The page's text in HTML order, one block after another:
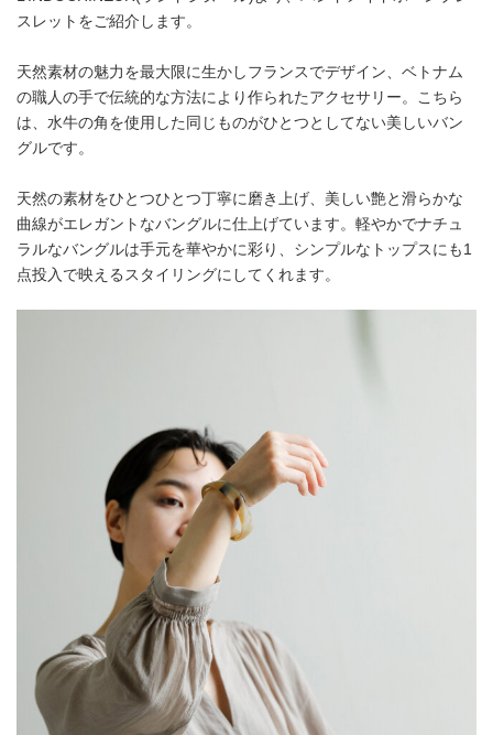
スレットをご紹介します。
天然素材の魅力を最大限に生かしフランスでデザイン、ベトナム
の職人の手で伝統的な方法により作られたアクセサリー。こちら
は、水牛の角を使用した同じものがひとつとしてない美しいバン
グルです。
天然の素材をひとつひとつ丁寧に磨き上げ、美しい艶と滑らかな
曲線がエレガントなバングルに仕上げています。軽やかでナチュ
ラルなバングルは手元を華やかに彩り、シンプルなトップスにも1
点投入で映えるスタイリングにしてくれます。